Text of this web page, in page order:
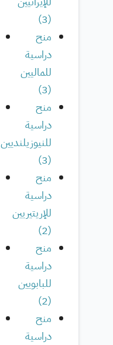
(
3
)
منح
دراسية
للماليين
(
3
)
منح
دراسية
للنيوزيلنديين
(
3
)
منح
دراسية
للإريتيريين
(
2
)
منح
دراسية
للبابويين
(
2
)
منح
دراسية